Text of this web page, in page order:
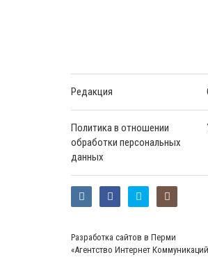
Редакция
Политика в отношении
обработки персональных
данных
Разработка сайтов в Перми
«Агентство Интернет